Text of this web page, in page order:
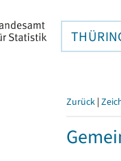
Zurück |